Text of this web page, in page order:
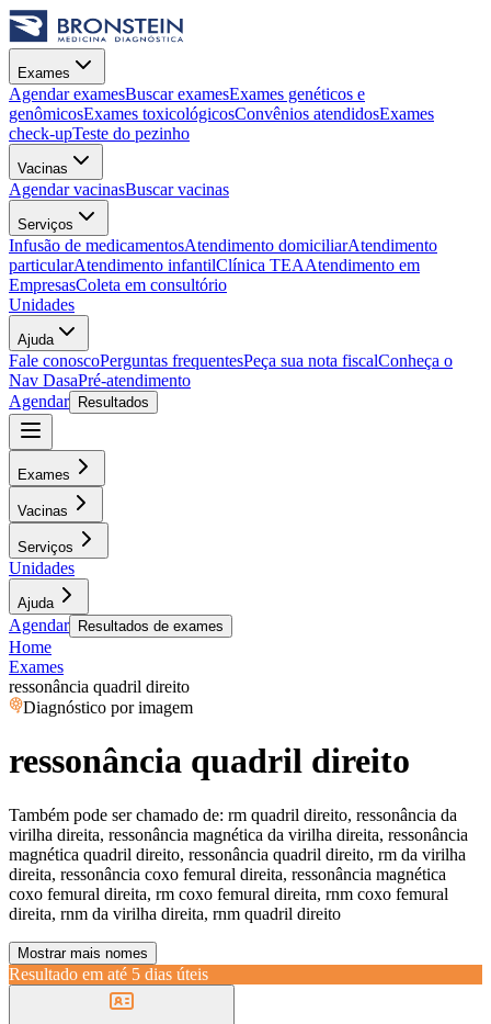
Exames
Agendar examesBuscar examesExames genéticos e
genômicosExames toxicológicosConvênios atendidosExames
check-upTeste do pezinho
Vacinas
Agendar vacinasBuscar vacinas
Serviços
Infusão de medicamentosAtendimento domiciliarAtendimento
particularAtendimento infantilClínica TEAAtendimento em
EmpresasColeta em consultório
Unidades
Ajuda
Fale conoscoPerguntas frequentesPeça sua nota fiscalConheça o
Nav DasaPré-atendimento
Agendar
Resultados
Exames
Vacinas
Serviços
Unidades
Ajuda
Agendar Resultados de exames
Home
Exames
ressonância quadril direito
Diagnóstico por imagem
ressonância quadril direito
Também pode ser chamado de: rm quadril direito, ressonância da
virilha direita, ressonância magnética da virilha direita, ressonância
magnética quadril direito, ressonância quadril direito, rm da virilha
direita, ressonância coxo femural direita, ressonância magnética
coxo femural direita, rm coxo femural direita, rnm coxo femural
direita, rnm da virilha direita, rnm quadril direito
Mostrar mais nomes
Resultado em até 5 dias úteis